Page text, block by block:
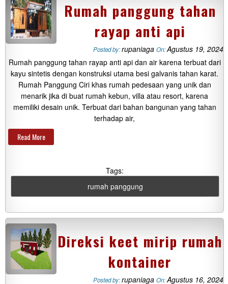
Rumah panggung tahan
rayap anti api
Posted by:rupaniaga On:Agustus 19, 2024
Rumah panggung tahan rayap anti api dan air karena terbuat dari
kayu sintetis dengan konstruksi utama besi galvanis tahan karat.
Rumah Panggung Ciri khas rumah pedesaan yang unik dan
menarik jika di buat rumah kebun, villa atau resort, karena
memiliki desain unik. Terbuat dari bahan bangunan yang tahan
terhadap air,
Read More
Tags:
rumah panggung
Direksi keet mirip rumah
kontainer
Posted by:rupaniaga On:Agustus 16, 2024